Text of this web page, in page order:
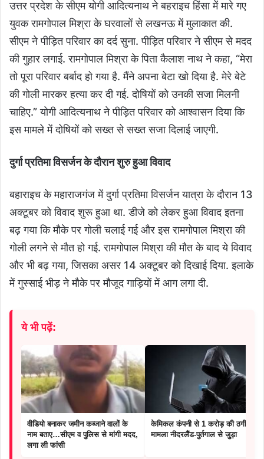
उत्तर प्रदेश के सीएम योगी आदित्यनाथ ने बहराइच हिंसा में मारे गए
युवक रामगोपाल मिश्रा के घरवालों से लखनऊ में मुलाकात की.
सीएम ने पीड़ित परिवार का दर्द सुना. पीड़ित परिवार ने सीएम से मदद
की गुहार लगाई. रामगोपाल मिश्रा के पिता कैलाश नाथ ने कहा, “मेरा
तो पूरा परिवार बर्बाद हो गया है. मैंने अपना बेटा खो दिया है. मेरे बेटे
की गोली मारकर हत्या कर दी गई. दोषियों को उनकी सजा मिलनी
चाहिए.” योगी आदित्यनाथ ने पीड़ित परिवार को आश्वासन दिया कि
इस मामले में दोषियों को सख्त से सख्त सजा दिलाई जाएगी.
दुर्गा प्रतिमा विसर्जन के दौरान शुरु हुआ विवाद
बहाराइच के महाराजगंज में दुर्गा प्रतिमा विसर्जन यात्रा के दौरान 13
अक्टूबर को विवाद शुरू हुआ था. डीजे को लेकर हुआ विवाद इतना
बढ़ गया कि मौके पर गोली चलाई गई और इस रामगोपाल मिश्रा की
गोली लगने से मौत हो गई. रामगोपाल मिश्रा की मौत के बाद ये विवाद
और भी बढ़ गया, जिसका असर 14 अक्टूबर को दिखाई दिया. इलाके
में गुस्साई भीड़ ने मौके पर मौजूद गाड़ियों में आग लगा दी.
ये भी पढ़ें:
वीडियो बनाकर जमीन कब्जाने वालों के
नाम बताए…सीएम व पुलिस से मांगी मदद,
लगा ली फांसी
केमिकल कंपनी से 1 करोड़ की ठगी,
मामला नीदरलैंड-पुर्तगाल से जुड़ा